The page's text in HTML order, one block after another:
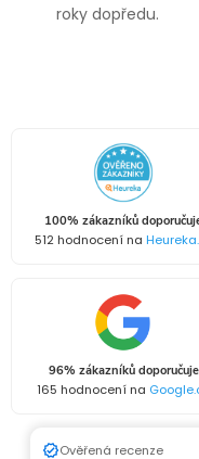
roky dopředu.
100% zákazníků
512 hodnocení na
96% zákazníků doporučuje
165 hodnocení na
Ověřená recenze